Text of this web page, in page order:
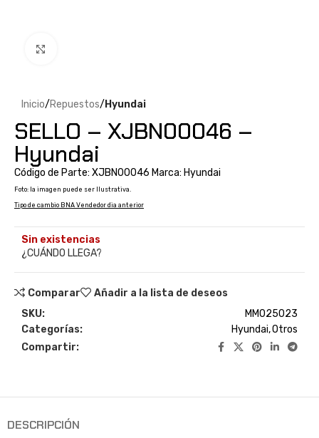
Inicio Repuestos Hyundai
SELLO – XJBN00046 –
Hyundai
Código de Parte: XJBN00046 Marca: Hyundai
Foto: la imagen puede ser Ilustrativa.
Tipo de cambio BNA Vendedor dia anterior
Sin existencias
¿CUÁNDO LLEGA?
Comparar
Añadir a la lista de deseos
SKU:
MM025023
Categorías:
Hyundai,Otros
Compartir:
DESCRIPCIÓN